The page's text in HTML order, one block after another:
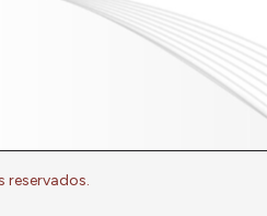
reservados.